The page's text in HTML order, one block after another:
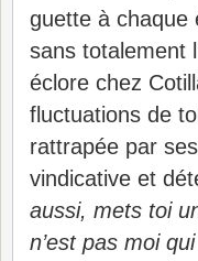
guette à chaque
sans totalement
éclore chez
fluctuations de
rattrapée par
vindicative et
aussi, mets toi
n’est pas moi